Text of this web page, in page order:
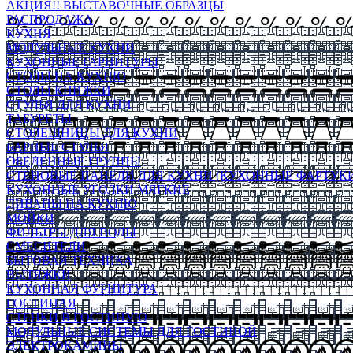
АКЦИЯ!! ВЫСТАВОЧНЫЕ ОБРАЗЦЫ
РАСПРОДАЖА
КУХНЯ
МОДУЛЬНЫЕ КУХНИ
КУХОННЫЕ ГАРНИТУРЫ
СТОЛЫ НА КУХНЮ
СТОЛЫ КНИЖКИ
СТУЛЬЯ ДЛЯ КУХНИ
ТАБУРЕТЫ
СТОЛЕШНИЦЫ ДЛЯ КУХНИ
БАРНЫЕ СТУЛЬЯ
ОБЕДЕННЫЕ ГРУППЫ
СТЕНОВЫЕ ПАНЕЛИ ДЛЯ КУХНИ (КУХОННЫЕ
КУХОННЫЕ УГОЛКИ МЯГКИЕ
ДИВАНЫ НА КУХНЮ
МОЙКИ
ФИЛЬТРЫ ДЛЯ ВОДЫ
СМЕСИТЕЛИ
БЫТОВАЯ ТЕХНИКА
ВЫТЯЖКИ
КУХОННАЯ ФУРНИТУРА
ГОСТИНАЯ
СТЕНКИ В ГОСТИНУЮ
МОДУЛЬНЫЕ СИСТЕМЫ ДЛЯ ГОСТИНОЙ
ЭЛЕКТРОКАМИНЫ